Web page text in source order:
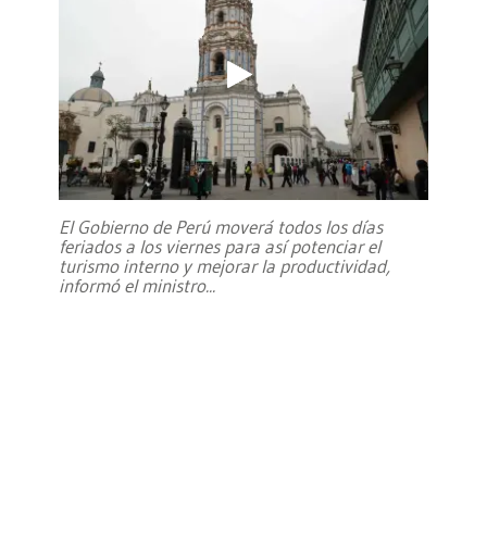
El Gobierno de Perú moverá todos los días
feriados a los viernes para así potenciar el
turismo interno y mejorar la productividad,
informó el ministro...